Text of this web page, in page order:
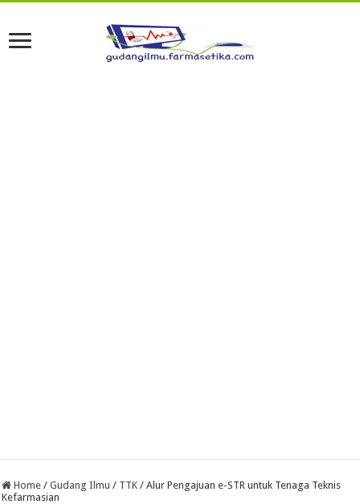
Home / Gudang Ilmu / TTK / Alur Pengajuan e-STR untuk Tenaga Teknis
Kefarmasian